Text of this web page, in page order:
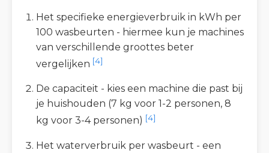
Het specifieke energieverbruik in kWh per
100 wasbeurten - hiermee kun je machines
van verschillende groottes beter
vergelijken [4]
De capaciteit - kies een machine die past bij
je huishouden (7 kg voor 1-2 personen, 8
kg voor 3-4 personen) [4]
Het waterverbruik per wasbeurt - een